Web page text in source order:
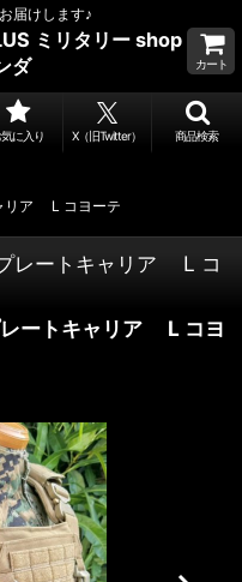
届けします♪
ミリタリー shop
ダ
カート
に入り X（旧Twitter） 商品検索
リア L コヨーテ
レートキャリア L コ
レートキャリア L コヨ